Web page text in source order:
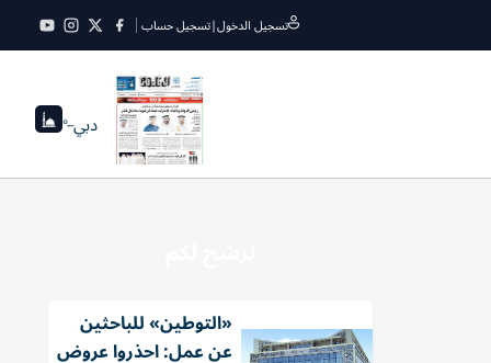
تسجيل الدخول|تسجيل حساب
دبي--°
«التوطين» للباحثين
عن عمل: احذروا عروض